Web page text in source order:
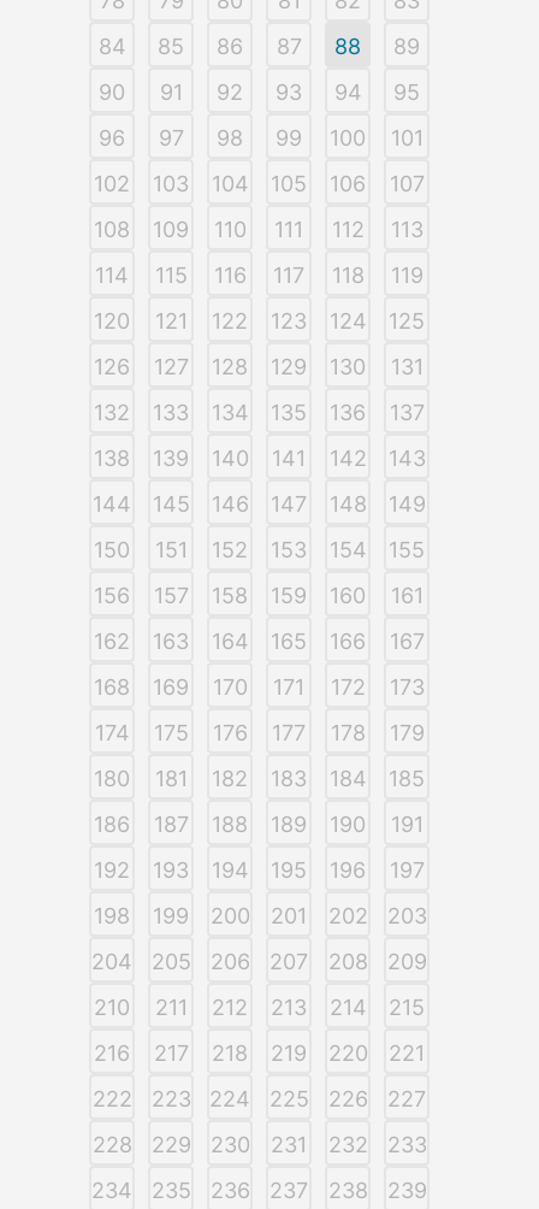
84
85 86 87 88
89
90
91 92 93 94
95
96
97 98 99 100
101
102
103 104 105 106
107
108
109 110 111 112
113
114
115 116 117 118
119
120
121 122 123 124
125
126
127 128 129 130
131
132
133 134 135 136
137
138
139 140 141 142
143
144
145 146 147 148
149
150
151 152 153 154
155
156
157 158 159 160
161
162
163 164 165 166
167
168
169 170 171 172
173
174
175 176 177 178
179
180
181 182 183 184
185
186
187 188 189 190
191
192
193 194 195 196
197
198
199 200 201 202
203
204
205 206 207 208
209
210
211 212 213 214
215
216
217 218 219 220
221
222
223 224 225 226
227
228
229 230 231 232
233
234
235 236 237 238
239